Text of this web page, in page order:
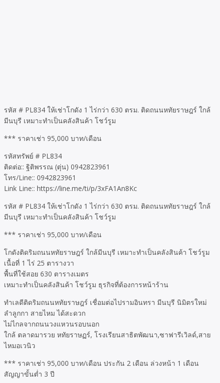
รหัส # PL834 ให้เช่าโกดัง 1 ไร่กว่า 630 ตรม. ติดถนนหทัยราษฎร์ ใกล้
มีนบุรี เหมาะทำเป็นคลังสินค้า โชว์รูม
*** ราคาเช่า 95,000 บาท/เดือน
รหัสทรัพย์ # PL834
ติดต่อ:: ฐิติพรรณ (ตุ่น) 0942823961
โทร/Line:: 0942823961
Link Line:: https://line.me/ti/p/3xFA1An8Kc
รหัส # PL834 ให้เช่าโกดัง 1 ไร่กว่า 630 ตรม. ติดถนนหทัยราษฎร์ ใกล้
มีนบุรี เหมาะทำเป็นคลังสินค้า โชว์รูม
*** ราคาเช่า 95,000 บาท/เดือน
โกดังติดริมถนนหทัยราษฎร์ ใกล้มีนบุรี เหมาะทำเป็นคลังสินค้า โชว์รูม
เนื้อที่ 1 ไร่ 25 ตารางวา
พื้นที่ใช้สอย 630 ตารางเมตร
เหมาะทำเป็นคลังสินค้า โชว์รูม ธุรกิจที่ต้องการหน้าร้าน
ทำเลดีติดริมถนนหทัยราษฎร์ เชื่อมต่อไปรามอินทรา มีนบุรี นิมิตรใหม่
ลำลูกกา สายไหม ได้สะดวก
ไม่ไกลจากถนนวงแหวนรอบนอก
ใกล้ ตลาดมารวย หทัยราษฏร์, โรงเรียนสาธิตพัฒนา,ซาฟารีเวิลด์,สาย
ไหมอเวนิว
*** ราคาเช่า 95,000 บาท/เดือน ประกัน 2 เดือน ล่วงหน้า 1 เดือน
สัญญาขั้นต่ำ 3 ปี